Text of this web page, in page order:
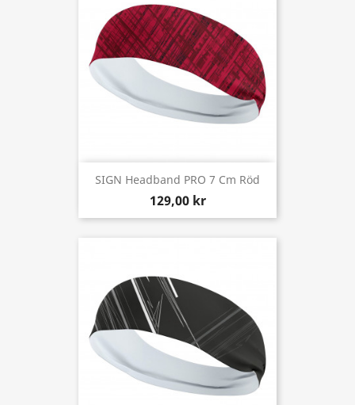
SIGN Headband PRO 7 Cm Röd
129,00 kr